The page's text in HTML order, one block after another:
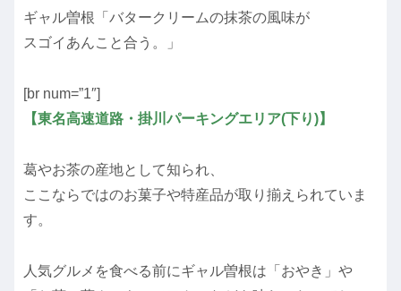
ギャル曽根「バタークリームの抹茶の風味が
スゴイあんこと合う。」
[br num=”1″]
【東名高速道路・掛川パーキングエリア(下り)】
葛やお茶の産地として知られ、
ここならではのお菓子や特産品が取り揃えられていま
す。
人気グルメを食べる前にギャル曽根は「おやき」や